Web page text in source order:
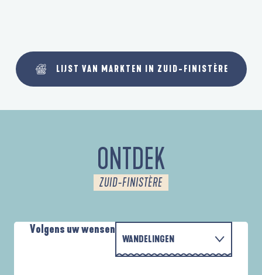
LIJST VAN MARKTEN IN ZUID-FINISTÈRE
ONTDEK
ZUID-FINISTÈRE
Volgens uw wensen
WANDELINGEN
PARCOURS D'INTERPRÉTATION DE L'ANSE